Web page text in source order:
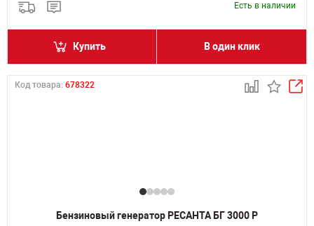
Есть в наличии
Купить В один клик
Код товара: 678322
Бензиновый генератор РЕСАНТА БГ 3000 Р